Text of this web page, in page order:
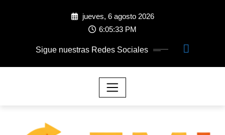
jueves, 6 agosto 2026
6:05:34 PM
Sigue nuestras Redes Sociales